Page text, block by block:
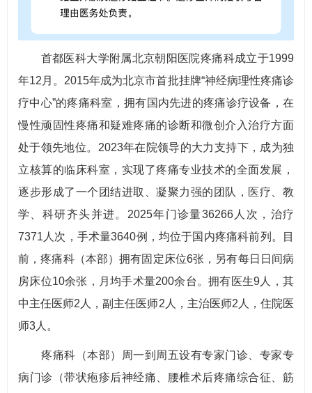
首都医科大学附属北京朝阳医院疼痛科成立于1999
年12月。2015年成为北京市首批挂牌“神经病理性疼痛诊
疗中心”的疼痛科室，拥有国内先进的疼痛诊疗设备，在
慢性顽固性疼痛和疑难疼痛的诊断和微创介入治疗方面
处于领先地位。2023年在院领导的大力支持下，成为独
立核算的临床科室，实现了疼痛专业技术的全面发展，
逐步形成了一个团结进取、凝聚力强的团队，医疗、教
学、科研齐头并进。2025年门诊量36266人次，治疗
7371人次，手术量3640例，均位于国内疼痛科前列。目
前，疼痛科（本部）拥有固定床位6张，另有每日日间病
房床位10余张，月均手术量200余台。拥有医生9人，其
中主任医师2人，副主任医师2人，主治医师2人，住院医
师3人。
疼痛科（本部）周一到周五设有专家门诊、专家专
病门诊（带状疱疹后神经痛、腰椎术后疼痛综合征、筋